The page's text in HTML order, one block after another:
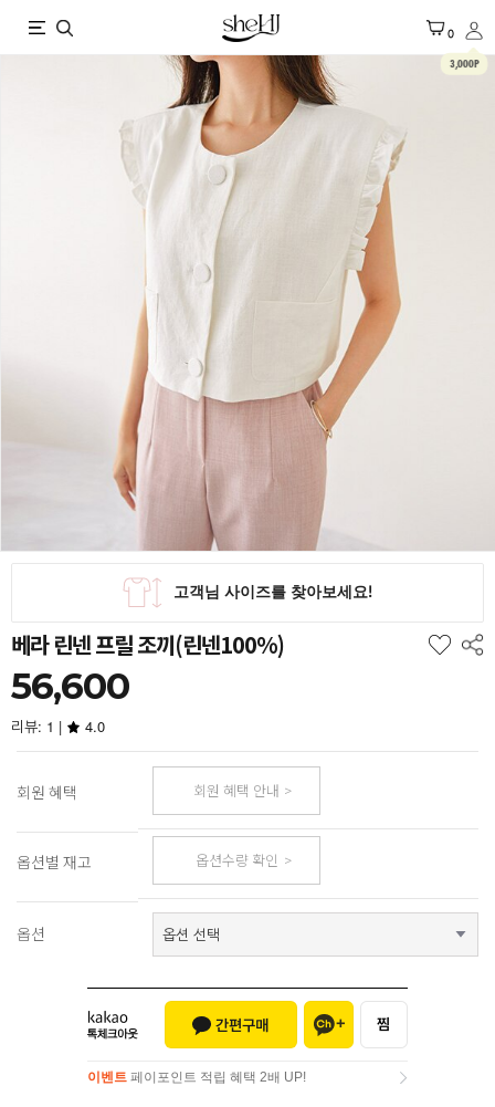
X 0
3,000P
베라 린넨 프릴 조끼(린넨100%)
56,600
리뷰: 1 | 4.0
회원 혜택 회원 혜택 안내
옵션별 재고 옵션수량 확인
옵션
이벤트 페이포인트 적립 혜택 2배 UP!